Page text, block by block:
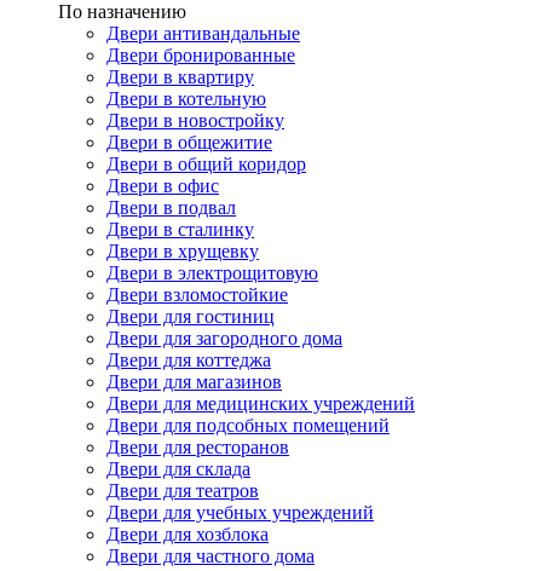
По назначению
Двери антивандальные
Двери бронированные
Двери в квартиру
Двери в котельную
Двери в новостройку
Двери в общежитие
Двери в общий коридор
Двери в офис
Двери в подвал
Двери в сталинку
Двери в хрущевку
Двери в электрощитовую
Двери взломостойкие
Двери для гостиниц
Двери для загородного дома
Двери для коттеджа
Двери для магазинов
Двери для медицинских учреждений
Двери для подсобных помещений
Двери для ресторанов
Двери для склада
Двери для театров
Двери для учебных учреждений
Двери для хозблока
Двери для частного дома